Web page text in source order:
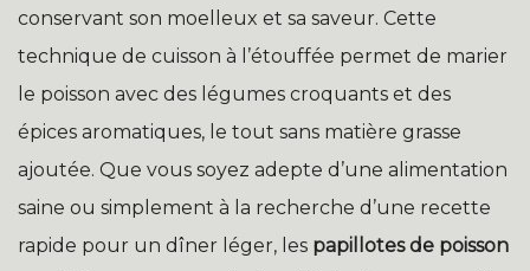
conservant son moelleux et sa saveur. Cette
technique de cuisson à l’étouffée permet de marier
le poisson avec des légumes croquants et des
épices aromatiques, le tout sans matière grasse
ajoutée. Que vous soyez adepte d’une alimentation
saine ou simplement à la recherche d’une recette
rapide pour un dîner léger, les papillotes de poisson